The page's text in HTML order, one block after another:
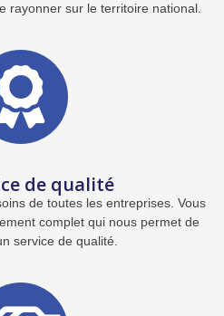
rayonner sur le territoire national.
de qualité
de toutes les entreprises. Vous
complet qui nous permet de
service de qualité.